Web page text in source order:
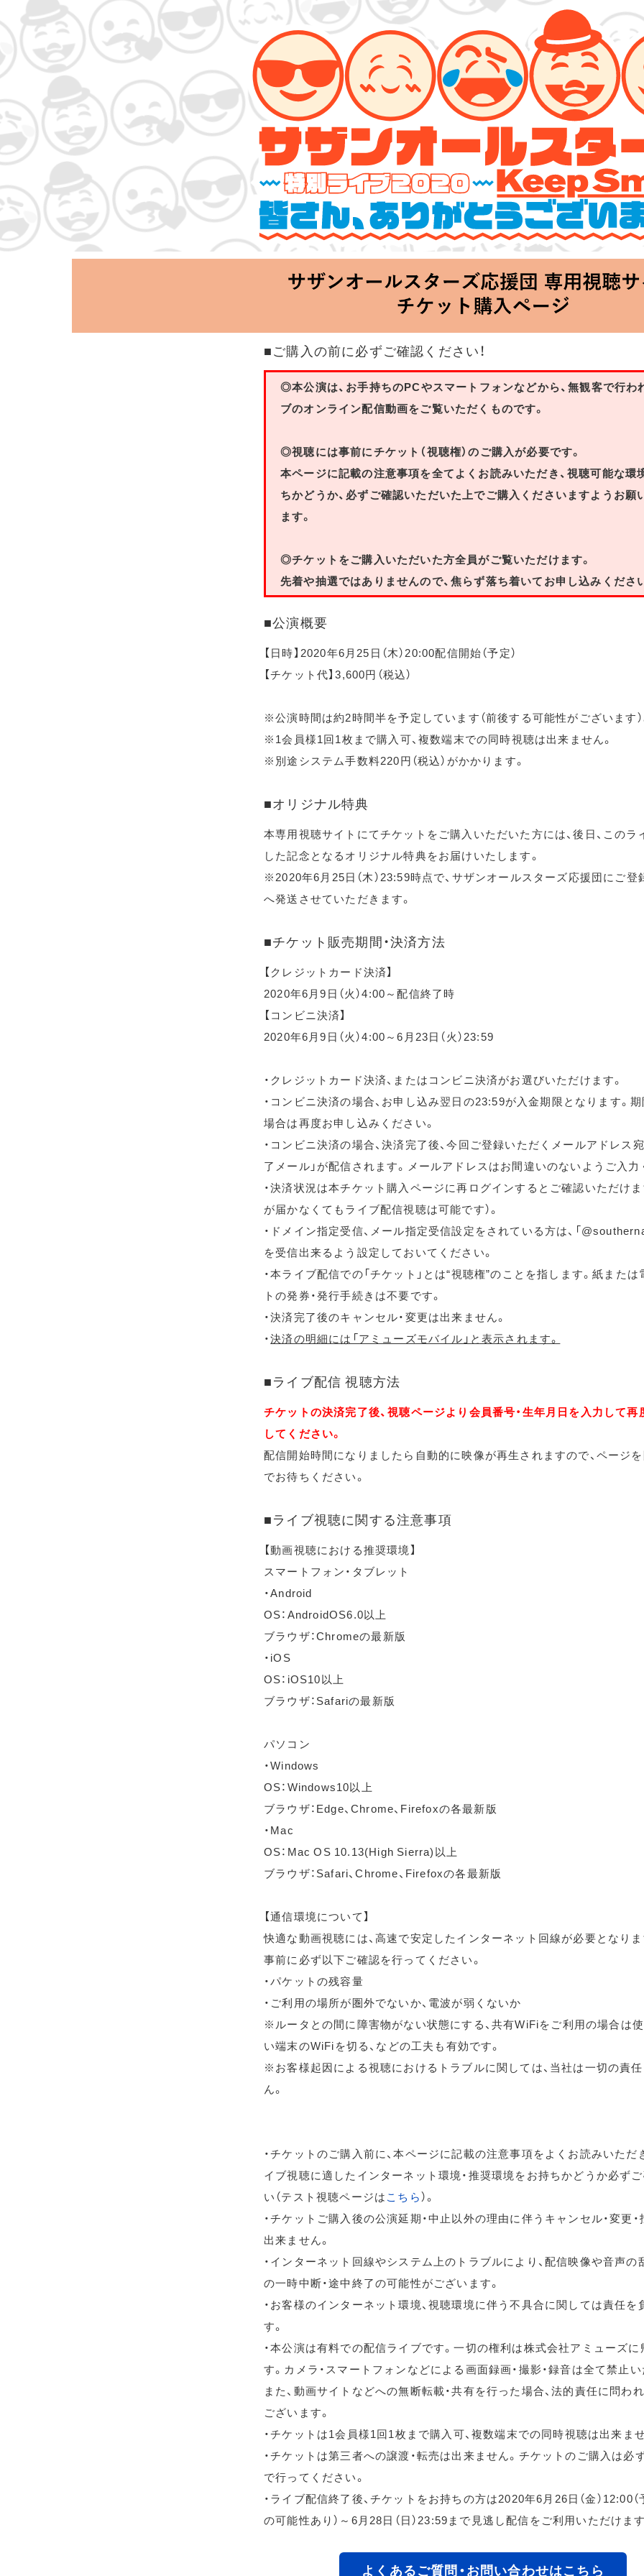
サザンオールスターズ 特別ライブ 2020
「Keep Smilin’～皆さん、ありがとうございます!!～」
2020.06.25 Thu 20:00 Start at 横浜アリーナ
■ご購入の前に必ずご確認ください！
◎本公演は、お手持ちのPCやスマートフォンなどから、無観客で行わ
ブのオンライン配信動画をご覧いただくものです。
◎視聴には事前にチケット（視聴権）のご購入が必要です。
本ページに記載の注意事項を全てよくお読みいただき、視聴可能な環
ちかどうか、必ずご確認いただいた上でご購入くださいますようお願
ます。
◎チケットをご購入いただいた方全員がご覧いただけます。
先着や抽選ではありませんので、焦らず落ち着いてお申し込みくださ
■公演概要
【日時】2020年6月25日（木）20:00配信開始（予定）
【チケット代】3,600円（税込）
※公演時間は約2時間半を予定しています（前後する可能性がございます）
※1会員様1回1枚まで購入可、複数端末での同時視聴は出来ません。
※別途システム手数料220円（税込）がかかります。
■オリジナル特典
本専用視聴サイトにてチケットをご購入いただいた方には、後日、このラ
した記念となるオリジナル特典をお届けいたします。
※2020年6月25日（木）23:59時点で、サザンオールスターズ応援団にご登
へ発送させていただきます。
■チケット販売期間・決済方法
【クレジットカード決済】
2020年6月9日（火）4:00～配信終了時
【コンビニ決済】
2020年6月9日（火）4:00～6月23日（火）23:59
・クレジットカード決済、またはコンビニ決済がお選びいただけます。
・コンビニ決済の場合、お申し込み翌日の23:59が入金期限となります。
場合は再度お申し込みください。
・コンビニ決済の場合、決済完了後、今回ご登録いただくメールアドレス
了メール」が配信されます。メールアドレスはお間違いのないようご入力
・決済状況は本チケット購入ページに再ログインするとご確認いただけま
が届かなくてもライブ配信視聴は可能です）。
・ドメイン指定受信、メール指定受信設定をされている方は、「
を受信出来るよう設定しておいてください。
・本ライブ配信での「チケット」とは“視聴権”のことを指します。紙または
トの発券・発行手続きは不要です。
・決済完了後のキャンセル・変更は出来ません。
・決済の明細には「アミューズモバイル」と表示されます。
■ライブ配信 視聴方法
チケットの決済完了後、視聴ページより会員番号・生年月日を入力して再
してください。
配信開始時間になりましたら自動的に映像が再生されますので、ページ
でお待ちください。
■ライブ視聴に関する注意事項
【動画視聴における推奨環境】
スマートフォン・タブレット
・Android
OS：AndroidOS6.0以上
ブラウザ：Chromeの最新版
・iOS
OS：iOS10以上
ブラウザ：Safariの最新版
パソコン
・Windows
OS：Windows10以上
ブラウザ：Edge、Chrome、Firefoxの各最新版
・Mac
OS：Mac OS 10.13(High Sierra)以上
ブラウザ：Safari、Chrome、Firefoxの各最新版
【通信環境について】
快適な動画視聴には、高速で安定したインターネット回線が必要となりま
事前に必ず以下ご確認を行ってください。
・パケットの残容量
・ご利用の場所が圏外でないか、電波が弱くないか
※ルータとの間に障害物がない状態にする、共有WiFiをご利用の場合は
い端末のWiFiを切る、などの工夫も有効です。
※お客様起因による視聴におけるトラブルに関しては、当社は一切の責
ん。
・チケットのご購入前に、本ページに記載の注意事項をよくお読みいただ
イブ視聴に適したインターネット環境・推奨環境をお持ちかどうか必ず
い（テスト視聴ページはこちら）。
・チケットご購入後の公演延期・中止以外の理由に伴うキャンセル・変更
出来ません。
・インターネット回線やシステム上のトラブルにより、配信映像や音声の
の一時中断・途中終了の可能性がございます。
・お客様のインターネット環境、視聴環境に伴う不具合に関しては責任を
す。
・本公演は有料での配信ライブです。一切の権利は株式会社アミューズに
す。カメラ・スマートフォンなどによる画面録画・撮影・録音は全て禁止い
また、動画サイトなどへの無断転載・共有を行った場合、法的責任に問わ
ございます。
・チケットは1会員様1回1枚まで購入可、複数端末での同時視聴は出来ませ
・チケットは第三者への譲渡・転売は出来ません。チケットのご購入は必
で行ってください。
・ライブ配信終了後、チケットをお持ちの方は2020年6月26日（金）12:00
の可能性あり）～6月28日（日）23:59まで見逃し配信をご利用いただけます
よくあるご質問・お問い合わせはこちら